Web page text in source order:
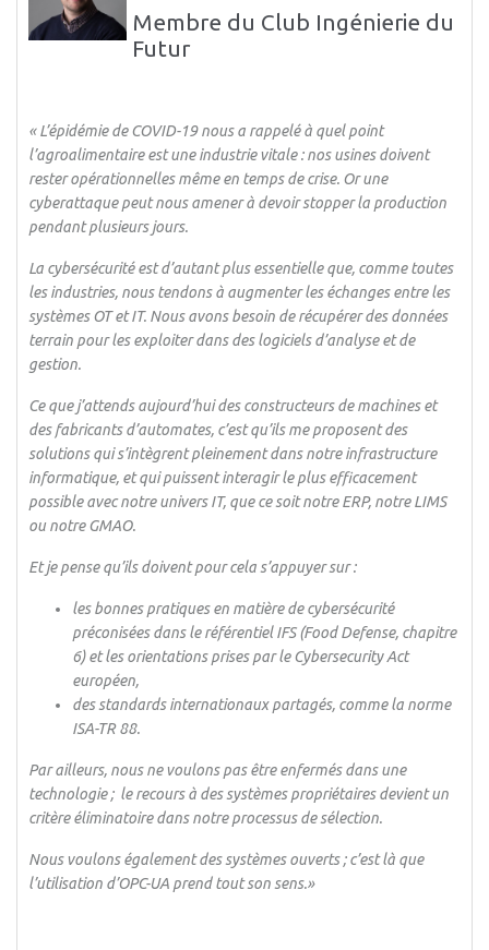
Membre du Club Ingénierie du
Futur
« L’épidémie de COVID-19 nous a rappelé à quel point
l’agroalimentaire est une industrie vitale : nos usines doivent
rester opérationnelles même en temps de crise. Or une
cyberattaque peut nous amener à devoir stopper la production
pendant plusieurs jours.
La cybersécurité est d’autant plus essentielle que, comme toutes
les industries, nous tendons à augmenter les échanges entre les
systèmes OT et IT. Nous avons besoin de récupérer des données
terrain pour les exploiter dans des logiciels d’analyse et de
gestion.
Ce que j’attends aujourd’hui des constructeurs de machines et
des fabricants d’automates, c’est qu’ils me proposent des
solutions qui s’intègrent pleinement dans notre infrastructure
informatique, et qui puissent interagir le plus efficacement
possible avec notre univers IT, que ce soit notre ERP, notre LIMS
ou notre GMAO.
Et je pense qu’ils doivent pour cela s’appuyer sur :
les bonnes pratiques en matière de cybersécurité
préconisées dans le référentiel IFS (Food Defense, chapitre
6) et les orientations prises par le Cybersecurity Act
européen,
des standards internationaux partagés, comme la norme
ISA-TR 88.
Par ailleurs, nous ne voulons pas être enfermés dans une
technologie ; le recours à des systèmes propriétaires devient un
critère éliminatoire dans notre processus de sélection.
Nous voulons également des systèmes ouverts ; c’est là que
l’utilisation d’OPC-UA prend tout son sens.»